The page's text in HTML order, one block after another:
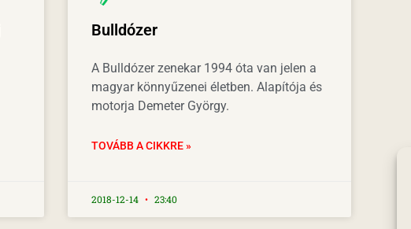
Bulldózer
A Bulldózer zenekar 1994 óta van jelen a
magyar könnyűzenei életben. Alapítója és
motorja Demeter György.
TOVÁBB A CIKKRE »
2018-12-14 23:40